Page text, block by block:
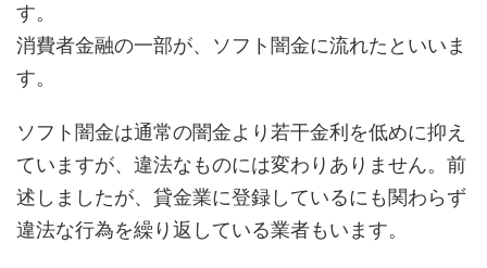
す。
消費者金融の一部が、ソフト闇金に流れたといいま
す。
ソフト闇金は通常の闇金より若干金利を低めに抑え
ていますが、違法なものには変わりありません。前
述しましたが、貸金業に登録しているにも関わらず
違法な行為を繰り返している業者もいます。